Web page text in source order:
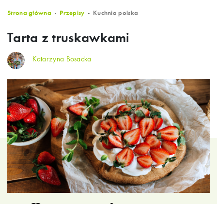
Strona główna Przepisy Kuchnia polska
Tarta z truskawkami
Katarzyna Bosacka